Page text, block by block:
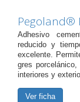
Pegoland®
Adhesivo
reducido y
excelente.
gres
interiores y
Ver ficha